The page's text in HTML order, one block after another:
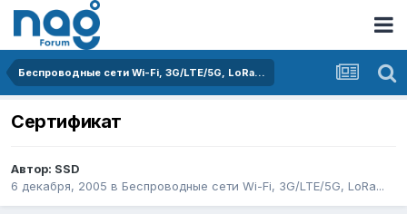
Беспроводные сети Wi-Fi, 3G/LTE/5G, LoRa...
Сертификат
Автор: SSD
6 декабря, 2005 в Беспроводные сети Wi-Fi, 3G/LTE/5G, LoRa...